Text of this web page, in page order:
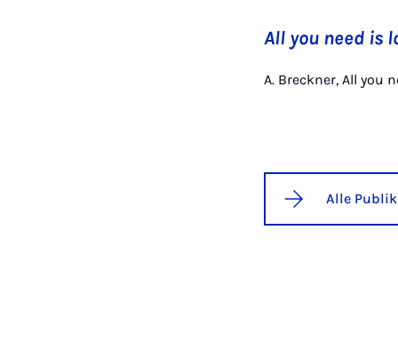
All you need is
A. Breckner, All you
Alle